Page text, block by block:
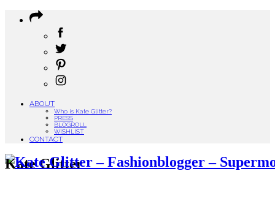
ABOUT
Who is Kate Glitter?
PRESS
BLOGROLL
WISHLIST
CONTACT
Kate Glitter